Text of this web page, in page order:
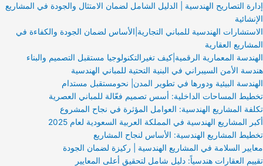
إدارة التصاريح الهندسية | الدليل الشامل لضمان الامتثال والجودة في المشاريع
الإنشائية
الاستشارات الهندسية للمباني التجارية|الأساس لضمان الجودة والكفاءة في
المشاريع العقارية
الهندسة المعمارية الرقمية|كيف تغيرالتكنولوجيا مستقبل التصميم والبناء
هندسة الأمن السيبراني في البنية التحتية للمباني الهندسية
الهندسة البيئية ودورها في تطوير المدن| نحومستقبل مستدام
تخطيط المساحات الداخلية: أسس تصميم فعّالة للمباني العصرية
تكلفة المشاريع الهندسية: العوامل المؤثرة في نجاح المشروع
أكبر المشاريع الهندسية في المملكة العربية السعودية لعام 2025
تخطيط المشاريع الهندسية: الأساس لنجاح المشاريع
معايير السلامة في المشاريع الهندسية | ركيزة لضمان الجودة
تقييم العقارات هندسياً: دليل شامل لتحقيق أعلى المعايير